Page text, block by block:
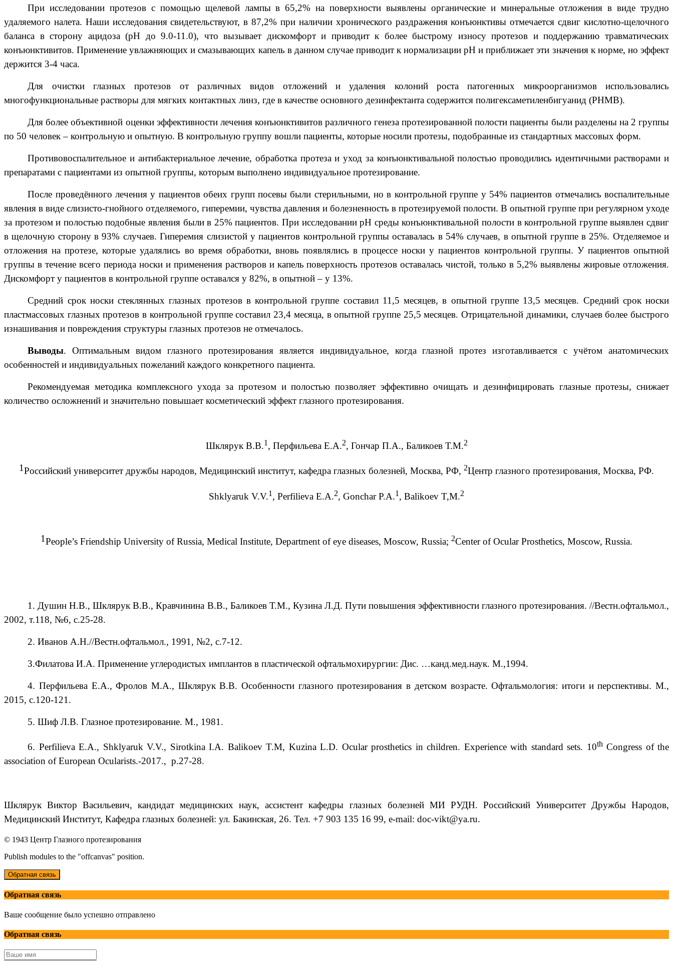
При исследовании протезов с помощью щелевой лампы в 65,2% на поверхности выявлены органические и минеральные отложения в виде трудно
удаляемого налета. Наши исследования свидетельствуют, в 87,2% при наличии хронического раздражения конъюнктивы отмечается сдвиг кислотно-щелочного
баланса в сторону ацидоза (рН до 9.0-11.0), что вызывает дискомфорт и приводит к более быстрому износу протезов и поддержанию травматических
конъюнктивитов. Применение увлажняющих и смазывающих капель в данном случае приводит к нормализации рН и приближает эти значения к норме, но эффект
держится 3-4 часа.
Для очистки глазных протезов от различных видов отложений и удаления колоний роста патогенных микроорганизмов использовались
многофункциональные растворы для мягких контактных линз, где в качестве основного дезинфектанта содержится полигексаметиленбигуанид (PHMB).
Для более объективной оценки эффективности лечения конъюнктивитов различного генеза протезированной полости пациенты были разделены на 2 группы
по 50 человек – контрольную и опытную. В контрольную группу вошли пациенты, которые носили протезы, подобранные из стандартных массовых форм.
Противовоспалительное и антибактериальное лечение, обработка протеза и уход за конъюнктивальной полостью проводились идентичными растворами и
препаратами с пациентами из опытной группы, которым выполнено индивидуальное протезирование.
После проведённого лечения у пациентов обеих групп посевы были стерильными, но в контрольной группе у 54% пациентов отмечались воспалительные
явления в виде слизисто-гнойного отделяемого, гиперемии, чувства давления и болезненность в протезируемой полости. В опытной группе при регулярном уходе
за протезом и полостью подобные явления были в 25% пациентов. При исследовании рН среды конъюнктивальной полости в контрольной группе выявлен сдвиг
в щелочную сторону в 93% случаев. Гиперемия слизистой у пациентов контрольной группы оставалась в 54% случаев, в опытной группе в 25%. Отделяемое и
отложения на протезе, которые удалялись во время обработки, вновь появлялись в процессе носки у пациентов контрольной группы. У пациентов опытной
группы в течение всего периода носки и применения растворов и капель поверхность протезов оставалась чистой, только в 5,2% выявлены жировые отложения.
Дискомфорт у пациентов в контрольной группе оставался у 82%, в опытной – у 13%.
Средний срок носки стеклянных глазных протезов в контрольной группе составил 11,5 месяцев, в опытной группе 13,5 месяцев. Средний срок носки
пластмассовых глазных протезов в контрольной группе составил 23,4 месяца, в опытной группе 25,5 месяцев. Отрицательной динамики, случаев более быстрого
изнашивания и повреждения структуры глазных протезов не отмечалось.
Выводы. Оптимальным видом глазного протезирования является индивидуальное, когда глазной протез изготавливается с учётом анатомических
особенностей и индивидуальных пожеланий каждого конкретного пациента.
Рекомендуемая методика комплексного ухода за протезом и полостью позволяет эффективно очищать и дезинфицировать глазные протезы, снижает
количество осложнений и значительно повышает косметический эффект глазного протезирования.
Шклярук В.В.1 , Перфильева Е.А.2, Гончар П.А., Баликоев Т.М.2
1Российский университет дружбы народов, Медицинский институт, кафедра глазных болезней, Москва, РФ, 2Центр глазного протезирования, Москва, РФ.
Shklyaruk V.V.1 , Perfilieva E.A.2, Gonchar P.A.1 , Balikoev T,M.2
1People’s Friendship University of Russia, Medical Institute, Department of eye diseases, Moscow, Russia; 2Center of Ocular Prosthetics, Moscow, Russia.
1. Душин Н.В., Шклярук В.В., Кравчинина В.В., Баликоев Т.М., Кузина Л.Д. Пути повышения эффективности глазного протезирования. //Вестн.офтальмол.,
2002, т.118, №6, с.25-28.
2. Иванов А.Н.//Вестн.офтальмол., 1991, №2, с.7-12.
3.Филатова И.А. Применение углеродистых имплантов в пластической офтальмохирургии: Дис. …канд.мед.наук. М.,1994.
4. Перфильева Е.А., Фролов М.А., Шклярук В.В. Особенности глазного протезирования в детском возрасте. Офтальмология: итоги и перспективы. М.,
2015, с.120-121.
5. Шиф Л.В. Глазное протезирование. М., 1981.
6. Perfilieva E.A., Shklyaruk V.V., Sirotkina I.A. Balikoev T.M, Kuzina L.D. Оcular prosthetics in children. Experience with standard sets. 10thCongress of the
association of European Ocularists.-2017., p.27-28.
Шклярук Виктор Васильевич, кандидат медицинских наук, ассистент кафедры глазных болезней МИ РУДН. Российский Университет Дружбы Народов,
Медицинский Институт, Кафедра глазных болезней: ул. Бакинская, 26. Тел. +7 903 135 16 99, e-mail: doc-vikt@ya.ru.
© 1943 Центр Глазного протезирования
Publish modules to the "offcanvas" position.
Обратная связь
Обратная связь
Ваше сообщение было успешно отправлено
Обратная связь